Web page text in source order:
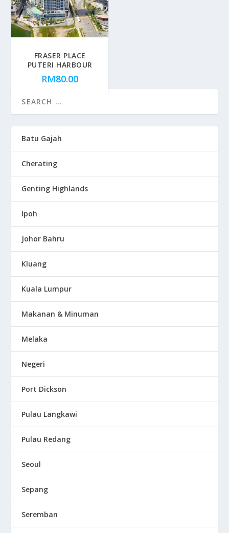
FRASER PLACE
PUTERI HARBOUR
RM80.00
Batu Gajah
Cherating
Genting Highlands
Ipoh
Johor Bahru
Kluang
Kuala Lumpur
Makanan & Minuman
Melaka
Negeri
Port Dickson
Pulau Langkawi
Pulau Redang
Seoul
Sepang
Seremban